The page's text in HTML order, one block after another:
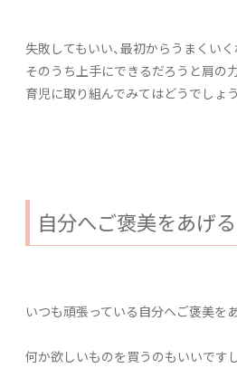
失敗してもいい、最初からうまくいく
そのうち上手にできるだろうと肩の
育児に取り組んでみてはどうでしょう
自分へご褒美をあげる
いつも頑張っている自分へご褒美を
何か欲しいものを買うのもいいですし